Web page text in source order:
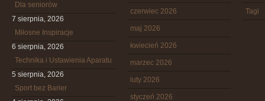
Dla seniorów
7 sierpnia, 2026
Miłosne Inspiracje
6 sierpnia, 2026
Technika i Ustawienia Aparatu
5 sierpnia, 2026
Sport bez Barier
czerwiec 2026
maj 2026
kwiecień 2026
marzec 2026
luty 2026
styczeń 2026
Tagi